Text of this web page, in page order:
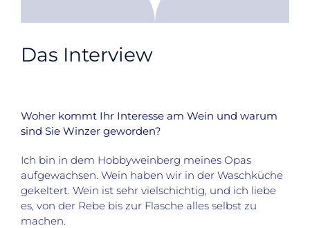
Das Interview
Woher kommt Ihr Interesse am Wein und warum
sind Sie Winzer geworden?
Ich bin in dem Hobbyweinberg meines Opas
aufgewachsen. Wein haben wir in der Waschküche
gekeltert. Wein ist sehr vielschichtig, und ich liebe
es, von der Rebe bis zur Flasche alles selbst zu
machen.